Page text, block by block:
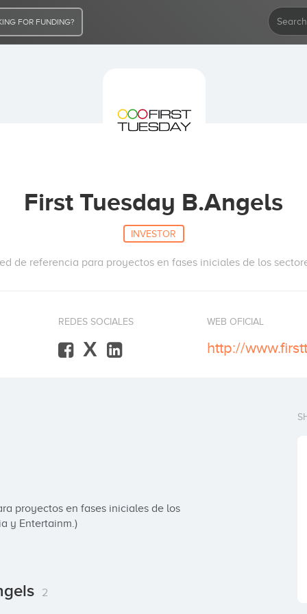
FOR FUNDING?
First Tuesday B.Angels
INVESTOR
de referencia para proyectos en fases iniciales de los
REDES SOCIALES
X
WEB OFICIAL
proyectos en fases iniciales de los
y Entertainm.)
2